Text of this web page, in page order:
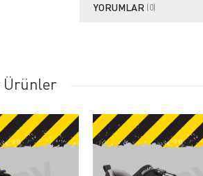
YORUMLAR (0)
Ürünler